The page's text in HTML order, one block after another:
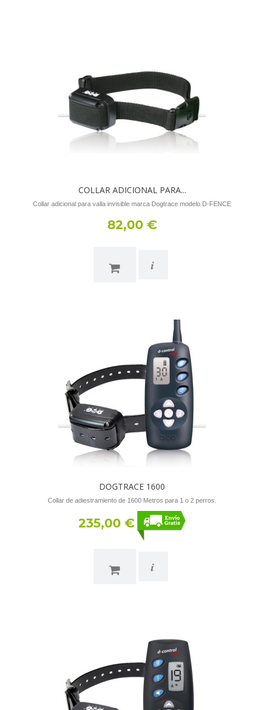
COLLAR ADICIONAL PARA...
Collar adicional para valla invisible marca Dogtrace modelo D-FENCE
82,00 €
i
DOGTRACE 1600
Collar de adiestramiento de 1600 Metros para 1 o 2 perros.
235,00 €
i